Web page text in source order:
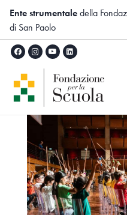
Ente strumentaledella
di San Paolo